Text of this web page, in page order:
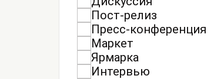
Пост-релиз
Пресс-конференция
Маркет
Ярмарка
Интервью